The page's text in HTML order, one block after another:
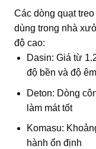
Các dòng quạt
dùng trong nhà
độ cao:
Dasin: Giá từ
độ bền và độ êm
Deton: Dòng
làm mát tốt
Komasu:
hành ổn định